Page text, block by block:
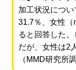
加工状況につ
31.7％、女性（
ると回答した
だが、女性は2
（MMD研究所